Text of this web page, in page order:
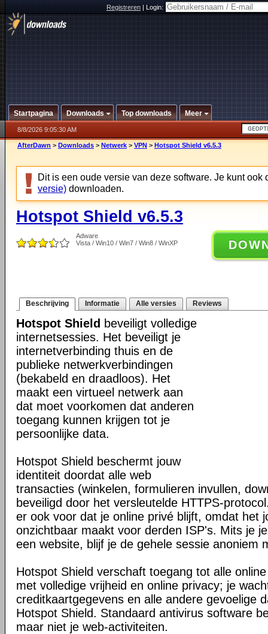
Registreren|Login:
Startpagina Downloads Top downloads Meer
8/8/2026 9:05:30 AM
AfterDawn > Downloads > Netwerk > VPN > Hotspot Shield v6.5.3
Dit is een oude versie van deze software. Je kunt ook
versie) downloaden.
Hotspot Shield v6.5.3
Adware
Vista / Win10 / Win7 / Win8 / WinXP
Beschrijving Informatie Alle versies Reviews
Hotspot Shield beveiligt volledige
internetsessies. Het beveiligt je
internetverbinding thuis en de
publieke netwerkverbindingen
(bekabeld en draadloos). Het
maakt een virtueel netwerk aan
dat moet voorkomen dat anderen
toegang kunnen krijgen tot je
persoonlijke data.
Hotspot Shield beschermt jouw
identiteit doordat alle web
transacties (winkelen, formulieren invullen,
beveiligd door het versleutelde HTTPS-
er ook voor dat je online privé blijft, omdat het
onzichtbaar maakt voor derden ISP's. Mits je
een website, blijf je de gehele sessie anoniem
Hotspot Shield verschaft toegang tot alle
met volledige vrijheid en online privacy; je
creditkaartgegevens en alle andere gevoelige
Hotspot Shield. Standaard antivirus software
maar niet je web-activiteiten.